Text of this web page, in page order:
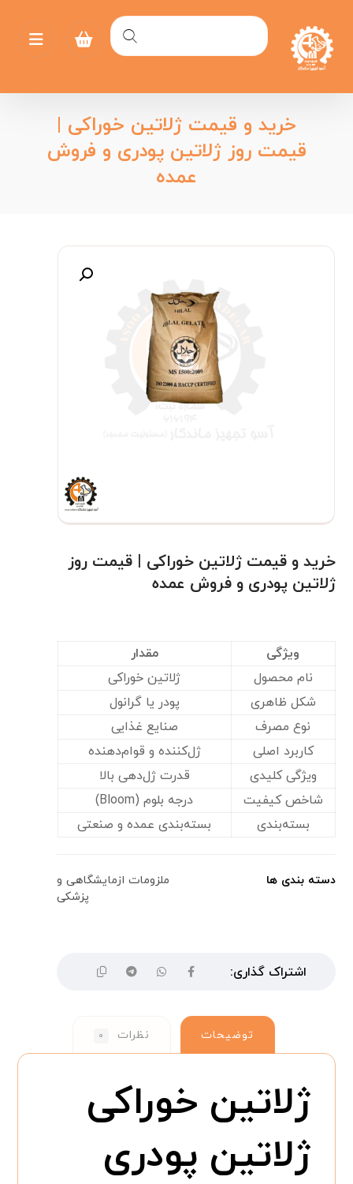
خرید و قیمت ژلاتین خوراکی |
قیمت روز ژلاتین پودری و فروش
عمده
خرید و قیمت ژلاتین خوراکی | قیمت روز
ژلاتین پودری و فروش عمده
ویژگی
مقدار
نام محصول
ژلاتین خوراکی
شکل ظاهری
پودر یا گرانول
نوع مصرف
صنایع غذایی
کاربرد اصلی
ژل‌کننده و قوام‌دهنده
ویژگی کلیدی
قدرت ژل‌دهی بالا
شاخص کیفیت
درجه بلوم (Bloom)
بسته‌بندی
بسته‌بندی عمده و صنعتی
دسته بندی ها
ملزومات ازمایشگاهی و
پزشکی
توضیحات نظرات ۰
ژلاتین خوراکی
ژلاتین پودری